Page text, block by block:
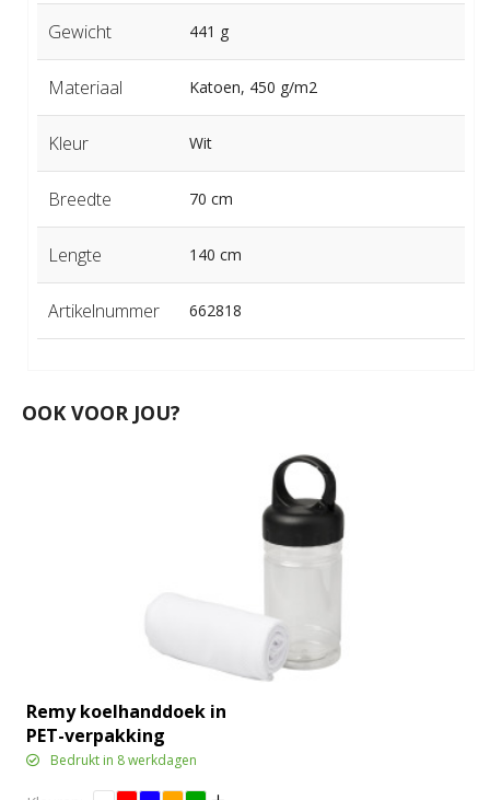
Gewicht 441 g
Materiaal Katoen, 450 g/m2
Kleur Wit
Breedte 70 cm
Lengte 140 cm
Artikelnummer 662818
OOK VOOR JOU?
Remy koelhanddoek in
PET-verpakking
Bedrukt in 8 werkdagen